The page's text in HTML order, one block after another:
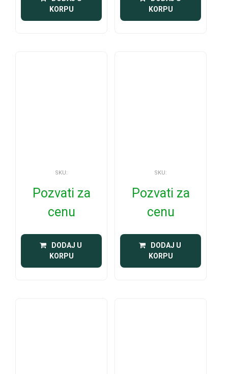
KORPU
KORPU
SKU:
Pozvati za
cenu
DODAJ U
KORPU
SKU:
Pozvati za
cenu
DODAJ U
KORPU